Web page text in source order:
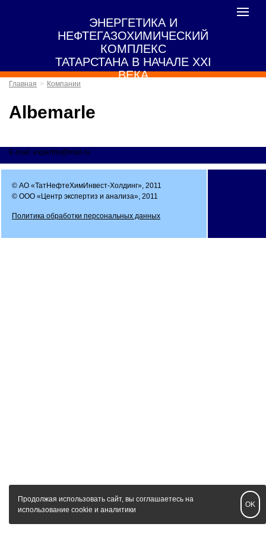
ЭНЕРГЕТИКА И
НЕФТЕГАЗОХИМИЧЕСКИЙ
КОМПЛЕКС
ТАТАРСТАНА В НАЧАЛЕ XXI
ВЕКА
Toggle
Главная Компании
Albemarle
E-mail: expertmi@mail.ru
© АО «ТатНефтеХимИнвест-Холдинг», 2011
© ООО «Центр экспертиз и анализа», 2011
Политика обработки персональных данных
Продолжая использовать сайт, вы соглашаетесь на
использование cookie и аналитики
OK